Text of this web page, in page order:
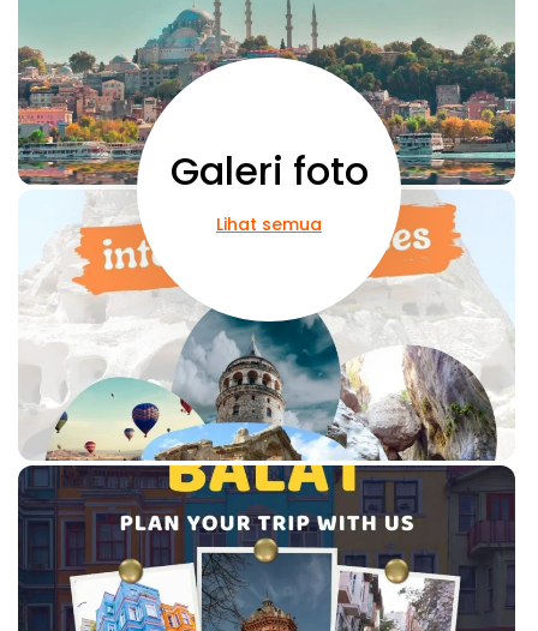
Galeri foto
Lihat semua